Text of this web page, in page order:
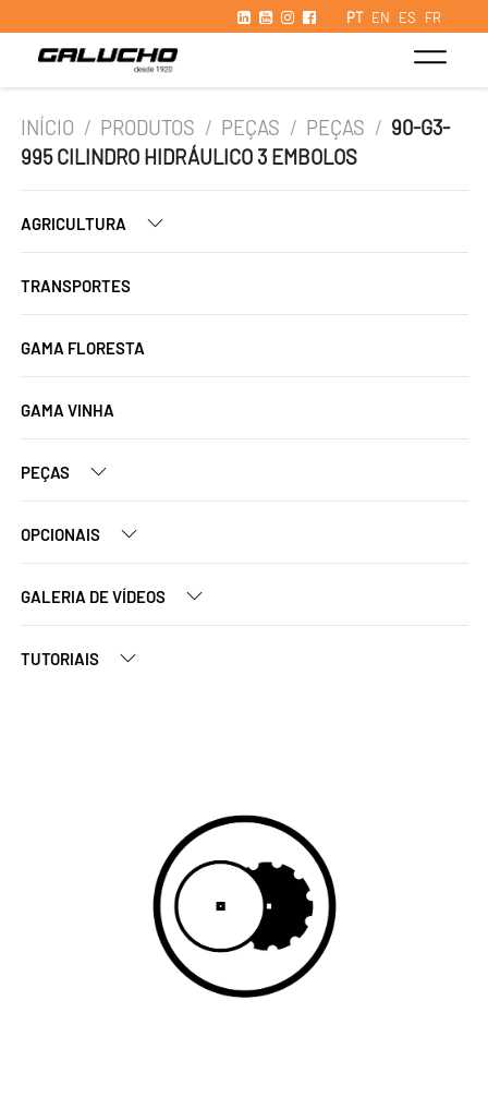
PT EN ES FR
INÍCIO / PRODUTOS / PEÇAS / PEÇAS / 90-G3-
995 CILINDRO HIDRÁULICO 3 EMBOLOS
AGRICULTURA
TRANSPORTES
GAMA FLORESTA
GAMA VINHA
PEÇAS
OPCIONAIS
GALERIA DE VÍDEOS
TUTORIAIS